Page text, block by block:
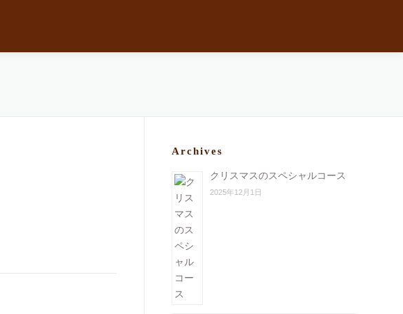
Archives
クリスマスのスペシャルコース
2025年12月1日